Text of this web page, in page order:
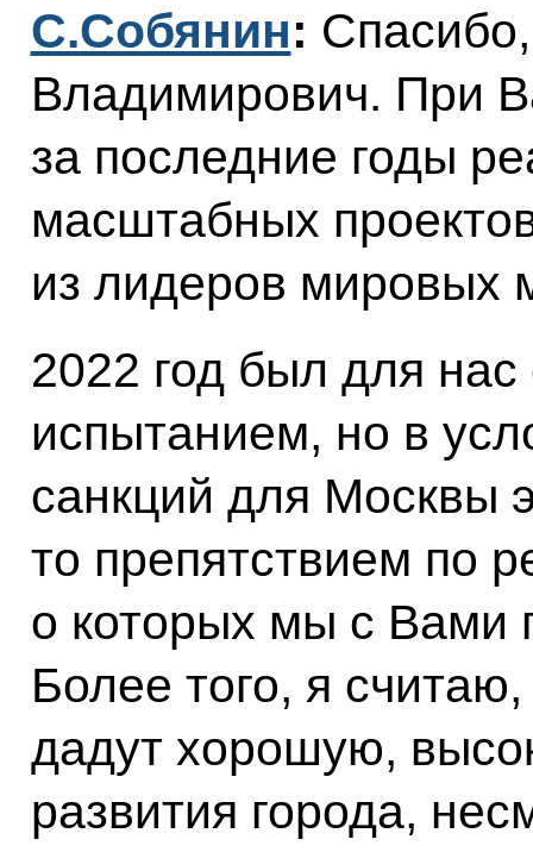
С.Собянин:
Владимирович. При
за последние годы
масштабных
из лидеров мировых
2022 год был для
испытанием, но в
санкций для Москвы
то препятствием по
о которых мы с Вами
Более того, я
дадут хорошую,
развития города,